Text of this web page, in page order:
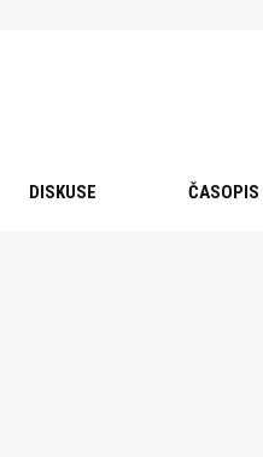
DISKUSE ČASOPIS